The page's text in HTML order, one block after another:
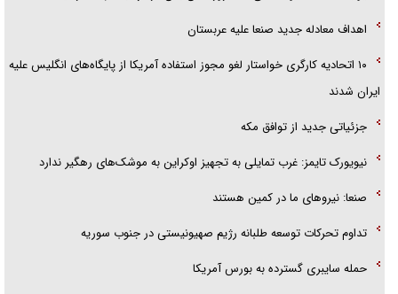
اهداف معادله جدید صنعا علیه عربستان
۱۰ اتحادیه کارگری خواستار لغو مجوز استفاده آمریکا از پایگاه‌های انگلیس علیه
ایران شدند
جزئیاتی جدید از توافق مکه
نیویورک تایمز: غرب تمایلی به تجهیز اوکراین به موشک‌های رهگیر ندارد
صنعا: نیروهای ما در کمین‌ هستند
تداوم تحرکات توسعه طلبانه رژیم صهیونیستی در جنوب سوریه
حمله سایبری گسترده به بورس آمریکا